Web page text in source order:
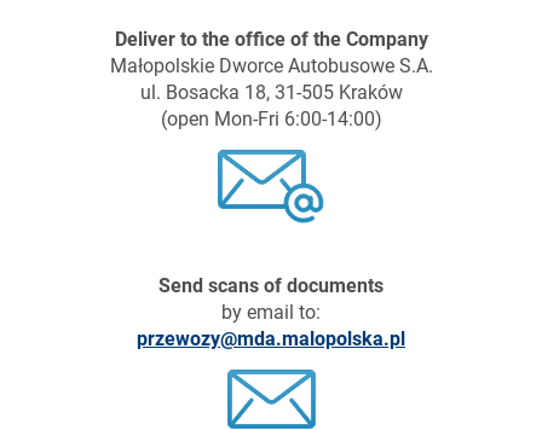
Deliver to the office of the Company
Małopolskie Dworce Autobusowe S.A.
ul. Bosacka 18, 31-505 Kraków
(open Mon-Fri 6:00-14:00)
Send scans of documents
by email to:
przewozy@mda.malopolska.pl